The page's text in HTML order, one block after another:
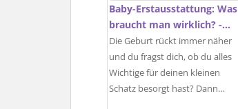
Baby-Erstausstattung: Was
braucht man wirklich? -…
Die Geburt rückt immer näher
und du fragst dich, ob du alles
Wichtige für deinen kleinen
Schatz besorgt hast? Dann…